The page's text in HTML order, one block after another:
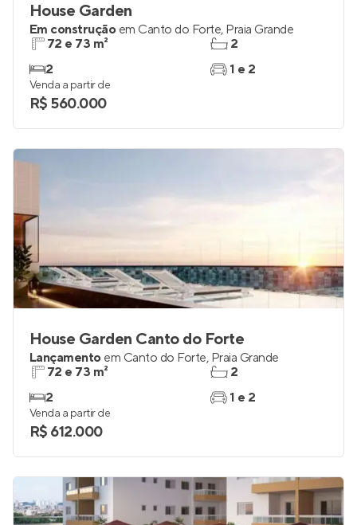
House Garden
Em construção em Canto do Forte, Praia Grande
72 e 73 m²
2
2
1 e 2
Venda a partir de
R$ 560.000
House Garden Canto do Forte
Lançamento em Canto do Forte, Praia Grande
72 e 73 m²
2
2
1 e 2
Venda a partir de
R$ 612.000